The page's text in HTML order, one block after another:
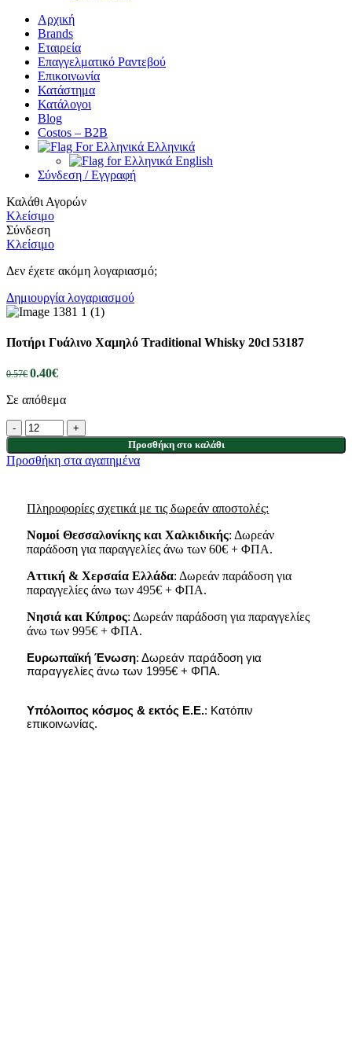
Αρχική
Brands
Εταιρεία
Επαγγελματικό Ραντεβού
Επικοινωνία
Κατάστημα
Κατάλογοι
Blog
Costos – Β2Β
Ελληνικά
English
Σύνδεση / Εγγραφή
Καλάθι Αγορών
Κλείσιμο
Σύνδεση
Κλείσιμο
Δεν έχετε ακόμη λογαριασμό;
Δημιουργία λογαριασμού
Ποτήρι Γυάλινο Χαμηλό Traditional Whisky 20cl 53187
0.57€ 0.40€
Σε απόθεμα
Προσθήκη στο καλάθι
Προσθήκη στα αγαπημένα
Πληροφορίες σχετικά με τις δωρεάν αποστολές:
Νομοί Θεσσαλονίκης και Χαλκιδικής: Δωρεάν
παράδοση για παραγγελίες άνω των 60€ + ΦΠΑ.
Αττική & Χερσαία Ελλάδα: Δωρεάν παράδοση για
παραγγελίες άνω των 495€ + ΦΠΑ.
Νησιά και Κύπρος: Δωρεάν παράδοση για παραγγελίες
άνω των 995€ + ΦΠΑ.
Ευρωπαϊκή Ένωση: Δωρεάν παράδοση για
παραγγελίες άνω των 1995€ + ΦΠΑ.
Υπόλοιπος κόσμος & εκτός Ε.Ε.: Κατόπιν
επικοινωνίας.